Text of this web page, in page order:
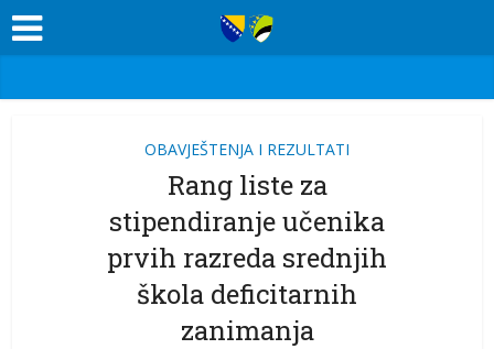
OBAVJEŠTENJA I REZULTATI
Rang liste za
stipendiranje učenika
prvih razreda srednjih
škola deficitarnih
zanimanja